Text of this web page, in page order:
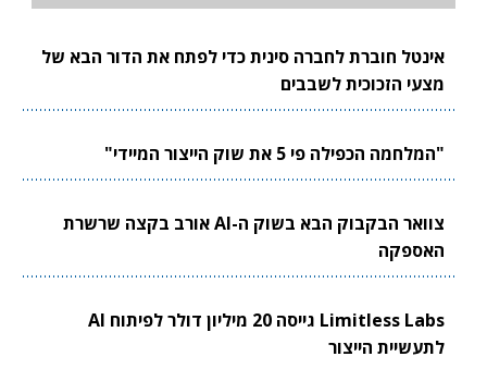
אינטל חוברת לחברה סינית כדי לפתח את הדור הבא של
מצעי הזכוכית לשבבים
"המלחמה הכפילה פי 5 את שוק הייצור המיידי"
צוואר הבקבוק הבא בשוק ה-AI אורב בקצה שרשרת
האספקה
Limitless Labs גייסה 20 מיליון דולר לפיתוח AI
לתעשיית הייצור